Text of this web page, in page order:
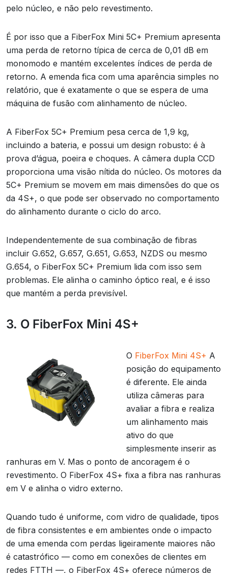
pelo núcleo, e não pelo revestimento.
É por isso que a FiberFox Mini 5C+ Premium apresenta
uma perda de retorno típica de cerca de 0,01 dB em
monomodo e mantém excelentes índices de perda de
retorno. A emenda fica com uma aparência simples no
relatório, que é exatamente o que se espera de uma
máquina de fusão com alinhamento de núcleo.
A FiberFox 5C+ Premium pesa cerca de 1,9 kg,
incluindo a bateria, e possui um design robusto: é à
prova d’água, poeira e choques. A câmera dupla CCD
proporciona uma visão nítida do núcleo. Os motores da
5C+ Premium se movem em mais dimensões do que os
da 4S+, o que pode ser observado no comportamento
do alinhamento durante o ciclo do arco.
Independentemente de sua combinação de fibras
incluir G.652, G.657, G.651, G.653, NZDS ou mesmo
G.654, o FiberFox 5C+ Premium lida com isso sem
problemas. Ele alinha o caminho óptico real, e é isso
que mantém a perda previsível.
3. O FiberFox Mini 4S+
O FiberFox Mini 4S+ A
posição do equipamento
é diferente. Ele ainda
utiliza câmeras para
avaliar a fibra e realiza
um alinhamento mais
ativo do que
simplesmente inserir as
ranhuras em V. Mas o ponto de ancoragem é o
revestimento. O FiberFox 4S+ fixa a fibra nas ranhuras
em V e alinha o vidro externo.
Quando tudo é uniforme, com vidro de qualidade, tipos
de fibra consistentes e em ambientes onde o impacto
de uma emenda com perdas ligeiramente maiores não
é catastrófico — como em conexões de clientes em
redes FTTH —, o FiberFox 4S+ oferece números de